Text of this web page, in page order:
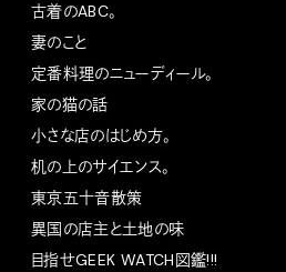
古着のABC。
妻のこと
定番料理のニューディール。
家の猫の話
小さな店のはじめ方。
机の上のサイエンス。
東京五十音散策
異国の店主と土地の味
目指せGEEK WATCH図鑑!!!